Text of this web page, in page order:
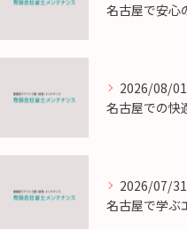
2026/08/01
2026/07/31